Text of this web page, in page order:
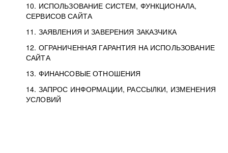
10. ИСПОЛЬЗОВАНИЕ СИСТЕМ, ФУНКЦИОНАЛА,
СЕРВИСОВ САЙТА
11. ЗАЯВЛЕНИЯ И ЗАВЕРЕНИЯ ЗАКАЗЧИКА
12. ОГРАНИЧЕННАЯ ГАРАНТИЯ НА ИСПОЛЬЗОВАНИЕ
САЙТА
13. ФИНАНСОВЫЕ ОТНОШЕНИЯ
14. ЗАПРОС ИНФОРМАЦИИ, РАССЫЛКИ, ИЗМЕНЕНИЯ
УСЛОВИЙ